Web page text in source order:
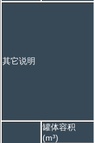
其它说明
罐体容积
(m³)